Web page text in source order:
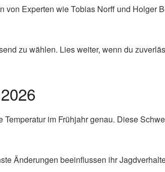
von Experten wie Tobias Norff und Holger
zu wählen. Lies weiter, wenn du
Temperatur im Frühjahr genau. Diese
Änderungen beeinflussen ihr